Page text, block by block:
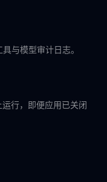
与模型审计日志。
行，即便应用已关闭